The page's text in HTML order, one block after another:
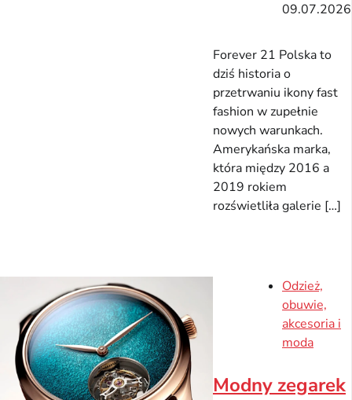
09.07.2026
Forever 21 Polska to
dziś historia o
przetrwaniu ikony fast
fashion w zupełnie
nowych warunkach.
Amerykańska marka,
która między 2016 a
2019 rokiem
rozświetliła galerie […]
Odzież,
obuwie,
akcesoria i
moda
Modny zegarek